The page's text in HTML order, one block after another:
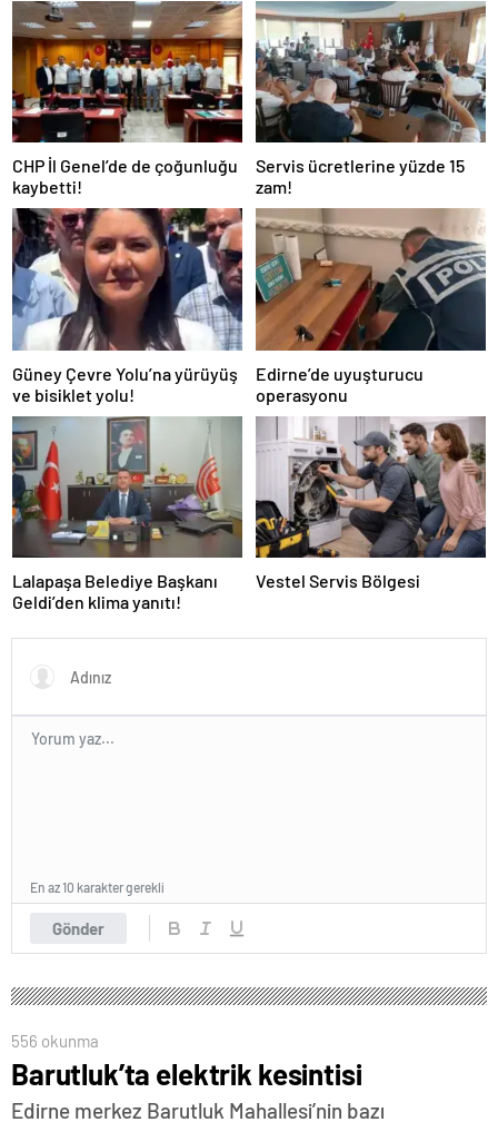
CHP İl Genel’de de çoğunluğu
kaybetti!
Servis ücretlerine yüzde 15
zam!
Güney Çevre Yolu’na yürüyüş
ve bisiklet yolu!
Edirne’de uyuşturucu
operasyonu
Lalapaşa Belediye Başkanı
Geldi’den klima yanıtı!
Vestel Servis Bölgesi
Gönder
En az 10 karakter gerekli
556 okunma
Barutluk’ta elektrik kesintisi
Edirne merkez Barutluk Mahallesi’nin bazı